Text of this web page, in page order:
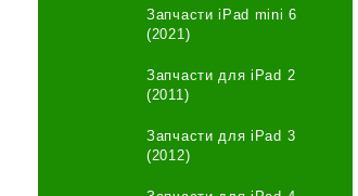
Запчасти iPad mini 6
(2021)
Запчасти для iPad 2
(2011)
Запчасти для iPad 3
(2012)